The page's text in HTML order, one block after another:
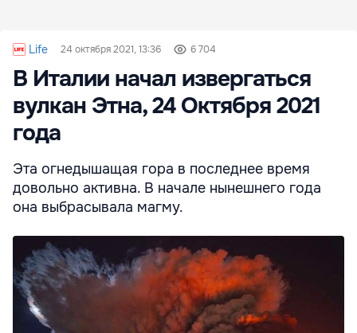
Life 24 октября 2021, 13:36 6 704
В Италии начал извергаться
вулкан Этна, 24 Октября 2021
года
Эта огнедышащая гора в последнее время
довольно активна. В начале нынешнего года
она выбрасывала магму.